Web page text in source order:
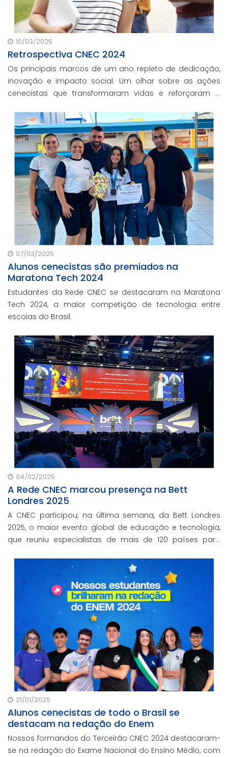
10/03/2025
Retrospectiva CNEC 2024
Os principais marcos de um ano repleto de dedicação,
inovação e impacto social. Um olhar sobre as ações
cenecistas que transformaram vidas e reforçaram o
07/03/2025
Alunos cenecistas são premiados na
Maratona Tech 2024
Estudantes da Rede CNEC se destacaram na Maratona
Tech 2024, a maior competição de tecnologia entre
escolas do Brasil.
04/02/2025
A Rede CNEC marcou presença na Bett
Londres 2025
A CNEC participou, na última semana, da Bett Londres
2025, o maior evento global de educação e tecnologia,
que reuniu especialistas de mais de 120 países para
21/01/2025
Alunos cenecistas de todo o Brasil se
destacam na redação do Enem
Nossos formandos do Terceirão CNEC 2024 destacaram-
se na redação do Exame Nacional do Ensino Médio, com